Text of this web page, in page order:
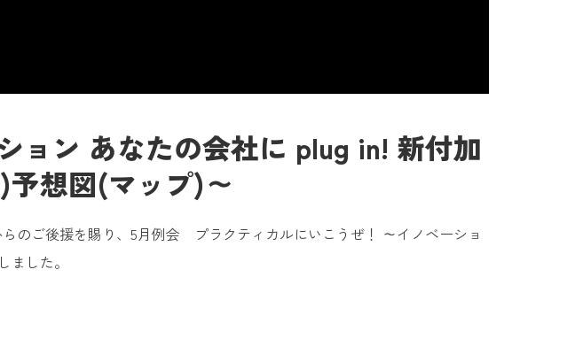
ョン あなたの会社に plug in! 新付加
想図(マップ)～
のご後援を賜り、5月例会 プラクティカルにいこうぜ！ ～イノベーショ
した。